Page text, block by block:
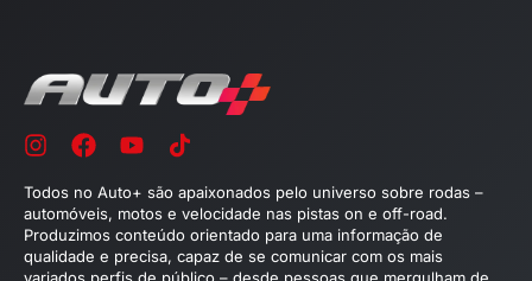
Todos no Auto+ são apaixonados pelo universo sobre rodas –
automóveis, motos e velocidade nas pistas on e off-road.
Produzimos conteúdo orientado para uma informação de
qualidade e precisa, capaz de se comunicar com os mais
variados perfis de público – desde pessoas que mergulham de